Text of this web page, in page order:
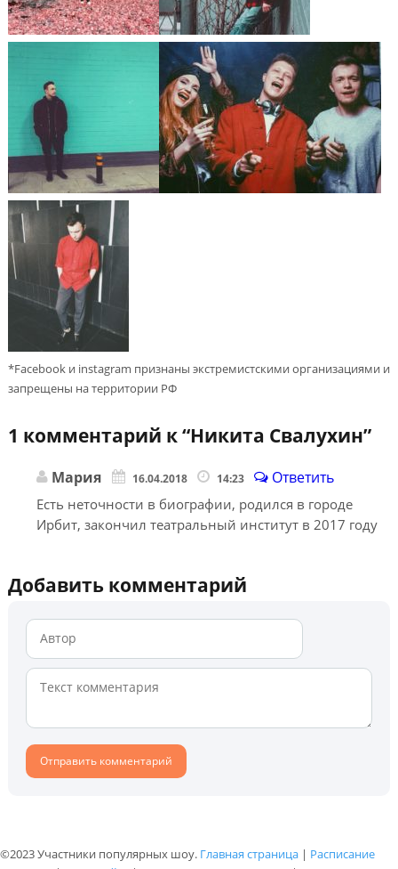
*Facebook и instagram признаны экстремистскими организациями и
запрещены на территории РФ
1 комментарий к “Никита Свалухин”
Мария 16.04.2018 14:23 Ответить
Есть неточности в биографии, родился в городе
Ирбит, закончил театральный институт в 2017 году
Добавить комментарий
©2023 Участники популярных шоу. Главная страница | Расписание